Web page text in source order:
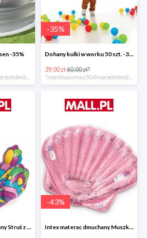
-35%
-35%
Dohany kulki w worku 50 szt. -35%
39.00 zł60.00 zł*
Bestway Nadmuchiwany Struś z uchwytami -47%
-43%
Intex materac dmuchany Muszka -42%